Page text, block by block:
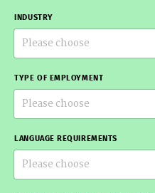
INDUSTRY
Please choose
TYPE OF EMPLOYMENT
Please choose
LANGUAGE REQUIREMENTS
Please choose